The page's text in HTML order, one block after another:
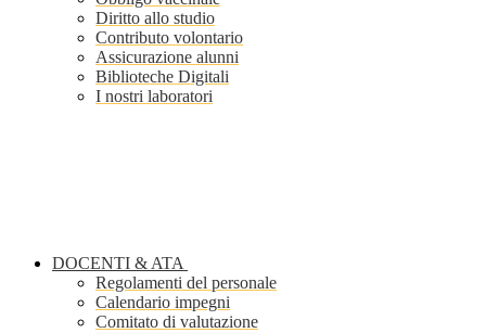
Diritto allo studio
Contributo volontario
Assicurazione alunni
Biblioteche Digitali
I nostri laboratori
DOCENTI & ATA
Regolamenti del personale
Calendario impegni
Comitato di valutazione